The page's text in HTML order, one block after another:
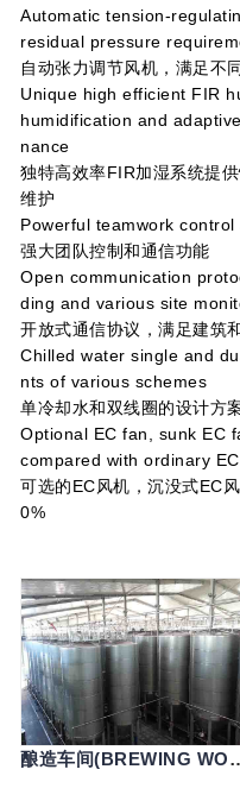
Automatic tension-
residual pressure
自动张力调节风机，满足不
Unique high efficient FIR
humidification and
nance
独特高效率FIR加湿系统提
维护
Powerful teamwork
强大团队控制和通信功能
Open communication
ding and various site
开放式通信协议，满足建筑
Chilled water single and
nts of various schemes
单冷却水和双线圈的设计方
Optional EC fan, sunk EC
compared with ordinary
可选的EC风机，沉没式EC
0%
酿造车间